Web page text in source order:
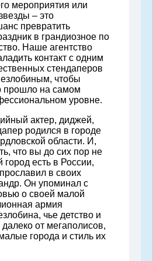
мероприятия или
– это
превратить
в грандиозное по
Наше агентство
контакт с одним
стендаперов
чтобы
прошло на самом
уровне.
актер, диджей,
родился в городе
области. И,
что вы до сих пор не
город есть в России,
в своих
Он упоминал с
о своей малой
армия
чье детство и
от мегаполисов,
города и стиль их